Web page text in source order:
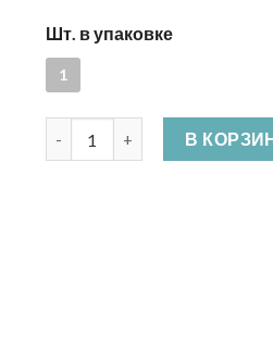
Шт. в упаковке
1
Количество Блок двойной
В